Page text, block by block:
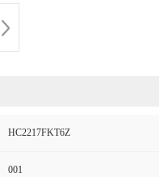
HC2217FKT6Z
001